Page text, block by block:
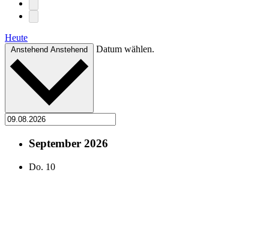
Heute
Anstehend Anstehend Datum wählen.
September 2026
Do. 10